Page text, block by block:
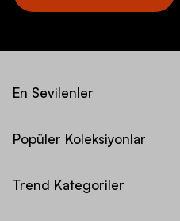
En Sevilenler
Popüler Koleksiyonlar
Trend Kategoriler